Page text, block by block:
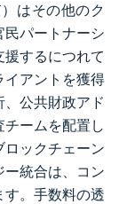
はその他のク
パートナーシ
するにつれて
イアントを獲得
公共財政アド
ームを配置し
ックチェーン
統合は、コン
。手数料の透